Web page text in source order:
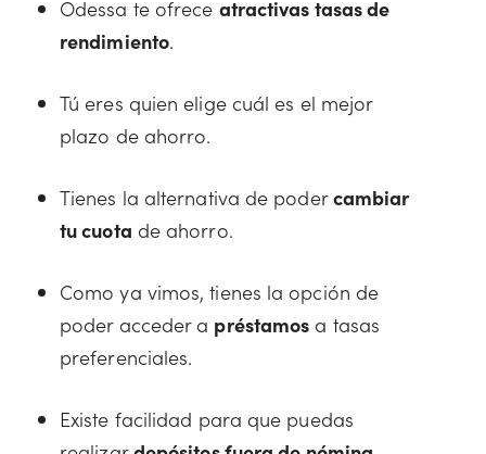
Odessa te ofrece atractivas tasas de
rendimiento.
Tú eres quien elige cuál es el mejor
plazo de ahorro.
Tienes la alternativa de podercambiar
tu cuota de ahorro.
Como ya vimos, tienes la opción de
poder acceder a préstamos a tasas
preferenciales.
Existe facilidad para que puedas